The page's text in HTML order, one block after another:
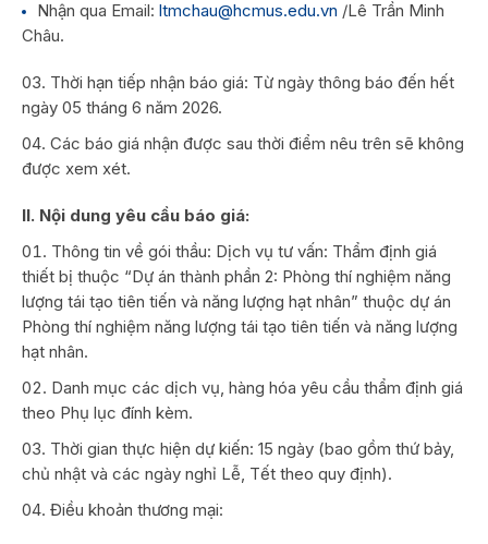
Nhận qua Email: ltmchau@hcmus.edu.vn /Lê Trần Minh
Châu.
Thời hạn tiếp nhận báo giá: Từ ngày thông báo đến hết
ngày 05 tháng 6 năm 2026.
Các báo giá nhận được sau thời điểm nêu trên sẽ không
được xem xét.
II. Nội dung yêu cầu báo giá:
Thông tin về gói thầu: Dịch vụ tư vấn: Thẩm định giá
thiết bị thuộc “Dự án thành phần 2: Phòng thí nghiệm năng
lượng tái tạo tiên tiến và năng lượng hạt nhân” thuộc dự án
Phòng thí nghiệm năng lượng tái tạo tiên tiến và năng lượng
hạt nhân.
Danh mục các dịch vụ, hàng hóa yêu cầu thẩm định giá
theo Phụ lục đính kèm.
Thời gian thực hiện dự kiến: 15 ngày (bao gồm thứ bảy,
chủ nhật và các ngày nghỉ Lễ, Tết theo quy định).
Điều khoản thương mại: